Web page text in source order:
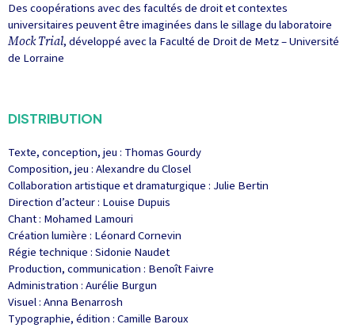
Des coopérations avec des facultés de droit et contextes
universitaires peuvent être imaginées dans le sillage du laboratoire
Mock Trial, développé avec la Faculté de Droit de Metz – Université
de Lorraine
DISTRIBUTION
Texte, conception, jeu : Thomas Gourdy
Composition, jeu : Alexandre du Closel
Collaboration artistique et dramaturgique : Julie Bertin
Direction d’acteur : Louise Dupuis
Chant : Mohamed Lamouri
Création lumière : Léonard Cornevin
Régie technique : Sidonie Naudet
Production, communication : Benoît Faivre
Administration : Aurélie Burgun
Visuel : Anna Benarrosh
Typographie, édition : Camille Baroux